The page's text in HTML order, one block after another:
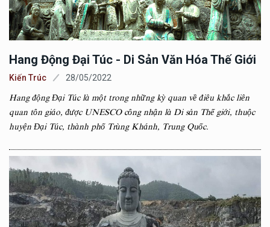
Hang Động Đại Túc - Di Sản Văn Hóa Thế Giới
Kiến Trúc 28/05/2022
Hang động Đại Túc là một trong những kỳ quan về điêu khắc liên
quan tôn giáo, được UNESCO công nhận là Di sản Thế giới, thuộc
huyện Đại Túc, thành phố Trùng Khánh, Trung Quốc.